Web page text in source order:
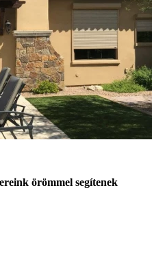
örömmel segítenek